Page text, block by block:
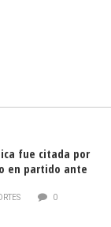
fue citada por
en partido ante
0